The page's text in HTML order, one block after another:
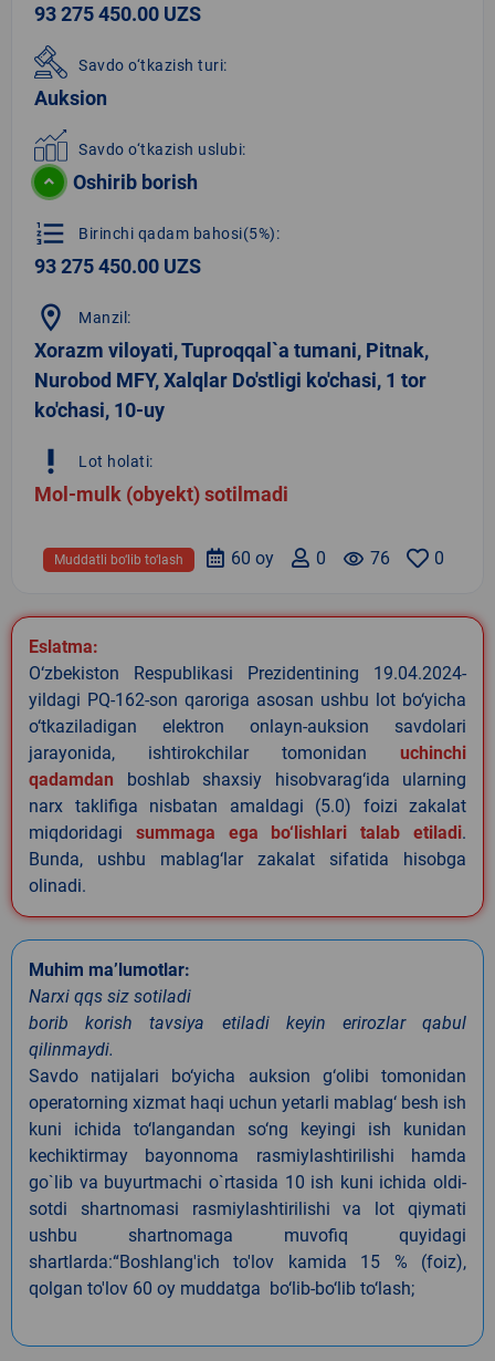
93 275 450.00 UZS
Savdo o‘tkazish turi:
Auksion
Savdo o‘tkazish uslubi:
Oshirib borish
format_list_numbered Birinchi qadam bahosi(5%):
93 275 450.00 UZS
location_on Manzil:
Xorazm viloyati, Tuproqqal`a tumani, Pitnak,
Nurobod MFY, Xalqlar Do'stligi ko'chasi, 1 tor
ko'chasi, 10-uy
priority_high Lot holati:
Mol-mulk (obyekt) sotilmadi
0
remove_red_eye 76
0
60 oy
Muddatli bo‘lib to‘lash
Eslatma:
O‘zbekiston Respublikasi Prezidentining 19.04.2024-
yildagi PQ-162-son qaroriga asosan ushbu lot bo‘yicha
o‘tkaziladigan elektron onlayn-auksion savdolari
jarayonida, ishtirokchilar tomonidan uchinchi
qadamdan boshlab shaxsiy hisobvarag‘ida ularning
narx taklifiga nisbatan amaldagi (5.0) foizi zakalat
miqdoridagi summaga ega bo‘lishlari talab etiladi.
Bunda, ushbu mablag‘lar zakalat sifatida hisobga
olinadi.
Muhim ma’lumotlar:
Narxi qqs siz sotiladi
borib korish tavsiya etiladi keyin erirozlar qabul
qilinmaydi.
Savdo natijalari bo‘yicha auksion g‘olibi tomonidan
operatorning xizmat haqi uchun yetarli mablag‘ besh ish
kuni ichida to‘langandan so‘ng keyingi ish kunidan
kechiktirmay bayonnoma rasmiylashtirilishi hamda
go`lib va buyurtmachi o`rtasida 10 ish kuni ichida oldi-
sotdi shartnomasi rasmiylashtirilishi va lot qiymati
ushbu shartnomaga muvofiq quyidagi
shartlarda:“Boshlang'ich to'lov kamida 15 % (foiz),
qolgan to'lov 60 oy muddatga bo‘lib-bo‘lib to‘lash;